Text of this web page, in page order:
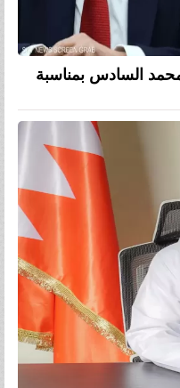
السادس بمناسبة